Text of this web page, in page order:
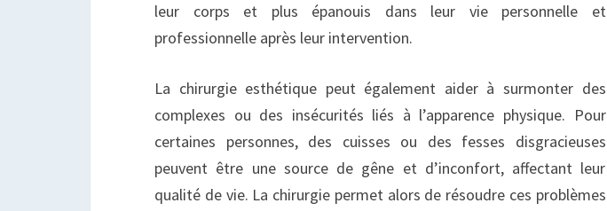
leur corps et plus épanouis dans leur vie personnelle et
professionnelle après leur intervention.
La chirurgie esthétique peut également aider à surmonter des
complexes ou des insécurités liés à l’apparence physique. Pour
certaines personnes, des cuisses ou des fesses disgracieuses
peuvent être une source de gêne et d’inconfort, affectant leur
qualité de vie. La chirurgie permet alors de résoudre ces problèmes